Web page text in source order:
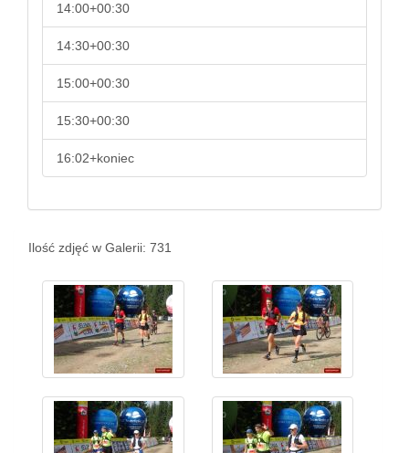
14:00+00:30
14:30+00:30
15:00+00:30
15:30+00:30
16:02+koniec
Ilość zdjęć w Galerii: 731